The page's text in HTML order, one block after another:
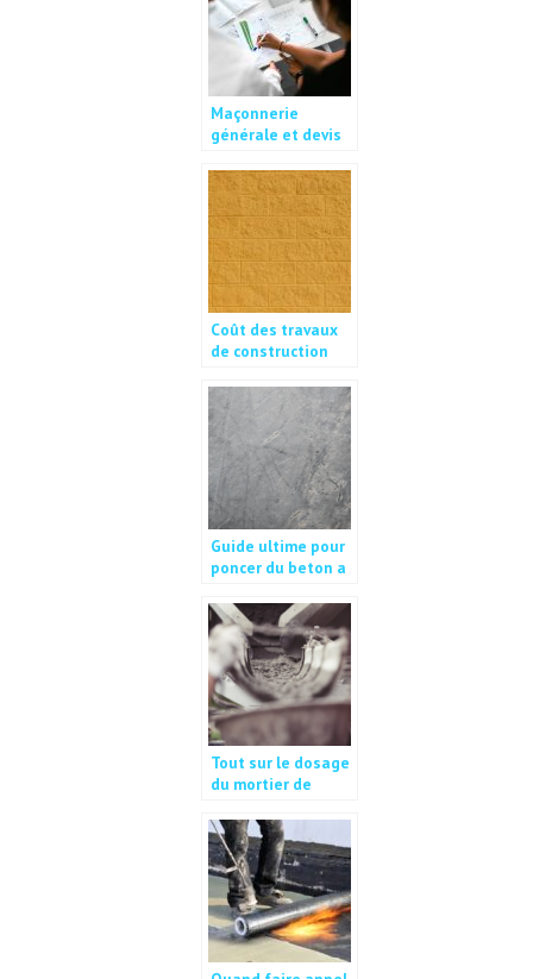
Maçonnerie
générale et devis
nos conseils
Coût des travaux
de construction
parpaings
Guide ultime pour
poncer du beton a
Tout sur le dosage
du mortier de
pour reussir